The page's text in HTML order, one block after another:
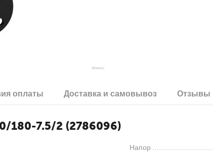
оплаты Доставка и самовывоз Отзывы
180-7.5/2 (2786096)
Напор